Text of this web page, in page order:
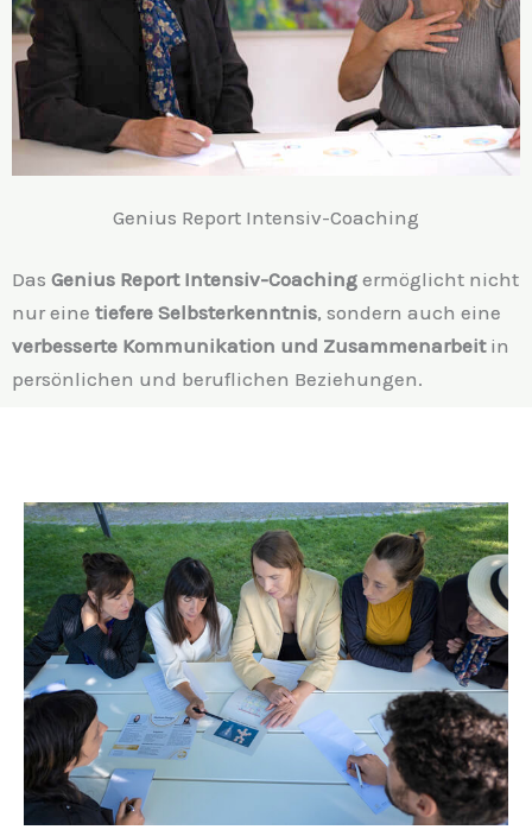
Genius Report Intensiv-Coaching
Das Genius Report Intensiv-Coaching ermöglicht nicht
nur eine tiefere Selbsterkenntnis, sondern auch eine
verbesserte Kommunikation und Zusammenarbeitin
persönlichen und beruflichen Beziehungen.